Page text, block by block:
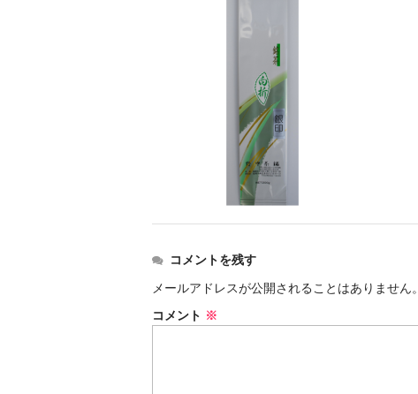
コメントを残す
メールアドレスが公開されることはありません。
コメント ※